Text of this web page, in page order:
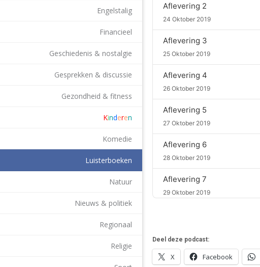
Engelstalig
Financieel
Geschiedenis & nostalgie
Gesprekken & discussie
Gezondheid & fitness
Kinderen
Komedie
Luisterboeken
Natuur
Nieuws & politiek
Regionaal
Religie
Aflevering 2
24 Oktober 2019
Aflevering 3
25 Oktober 2019
Aflevering 4
26 Oktober 2019
Aflevering 5
27 Oktober 2019
Aflevering 6
28 Oktober 2019
Aflevering 7
29 Oktober 2019
Aflevering 9
31 Oktober 2019
Deel deze podcast:
X Facebook